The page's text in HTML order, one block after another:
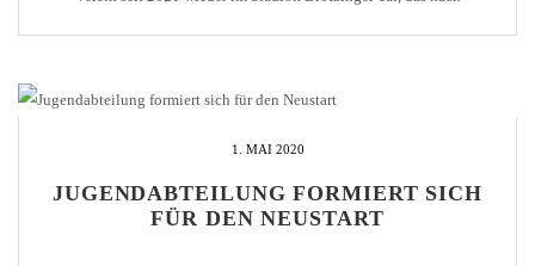
1. MAI 2020
JUGENDABTEILUNG FORMIERT SICH
FÜR DEN NEUSTART